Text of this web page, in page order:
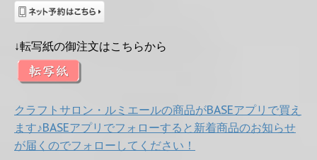
↓転写紙の御注文はこちらから
クラフトサロン・ルミエールの商品がBASEアプリで買え
ます♪BASEアプリでフォローすると新着商品のお知らせ
が届くのでフォローしてください！